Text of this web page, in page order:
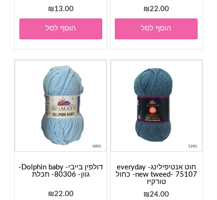
₪22.00
הוסף לסל
₪13.00
הוסף לסל
חוט אנטיפילינג- everyday
new tweed- 75107- כחול
טורקיז
₪24.00
דולפין בייבי- Dolphin baby-
גוון- 80306- תכלת
₪22.00